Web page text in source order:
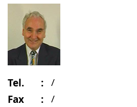
Tel. /
Fax /